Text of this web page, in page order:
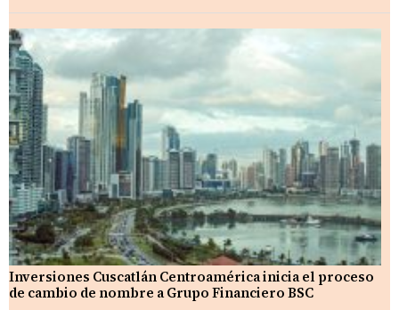
Inversiones Cuscatlán Centroamérica inicia el proceso
de cambio de nombre a Grupo Financiero BSC